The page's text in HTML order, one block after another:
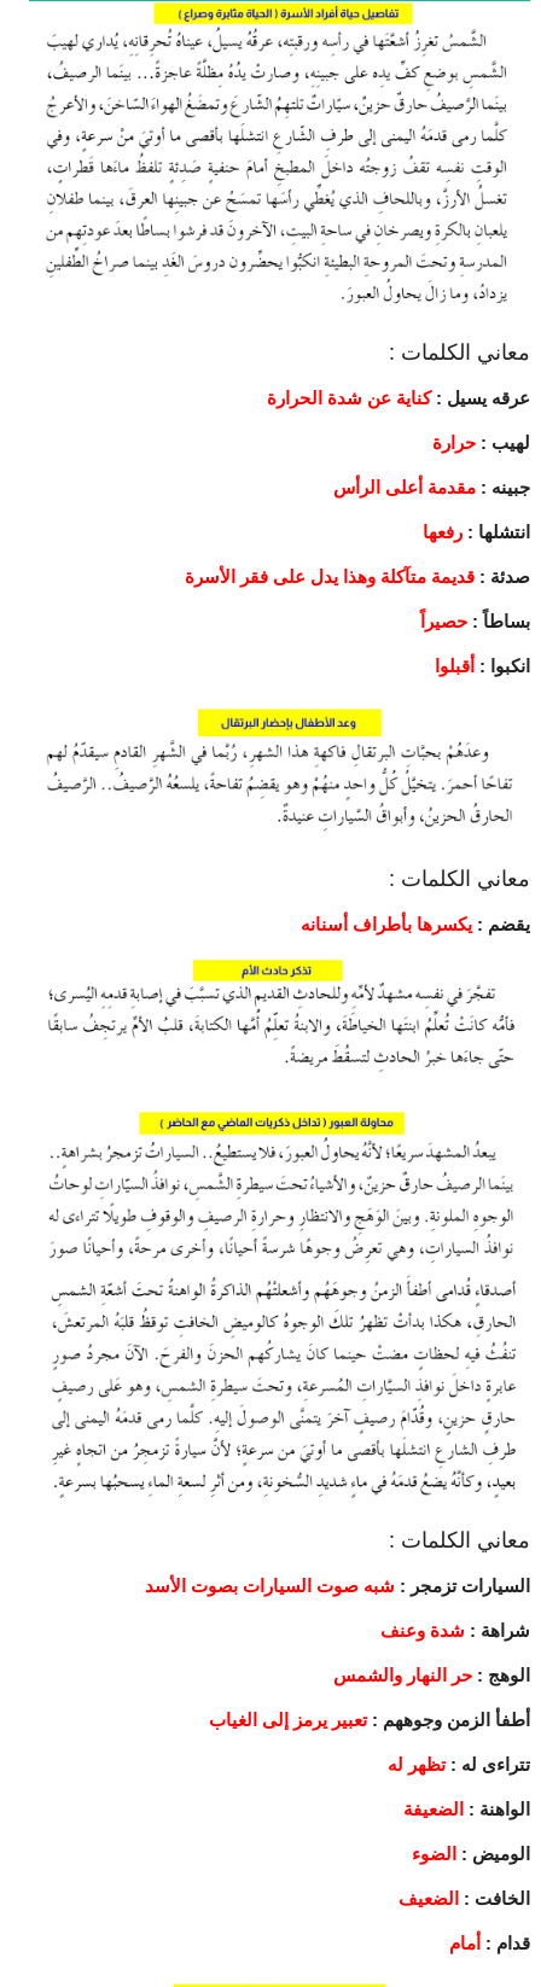
معاني الكلمات :
عرقه يسيل :كناية عن شدة الحرارة
لهيب : حرارة
جبينه : مقدمة أعلى الرأس
انتشلها : رفعها
صدئة : قديمة متآكلة وهذا يدل على فقر الأسرة
بساطاً : حصيراً
انكبوا : أقبلوا
معاني الكلمات :
يقضم : يكسرها بأطراف أسنانه
معاني الكلمات :
السيارات تزمجر : شبه صوت السيارات بصوت الأسد
شراهة : شدة وعنف
الوهج : حر النهار والشمس
أطفأ الزمن وجوههم : تعبير يرمز إلى الغياب
تتراءى له :تظهر له
الواهنة : الضعيفة
الوميض : الضوء
الخافت : الضعيف
قدام : أمام